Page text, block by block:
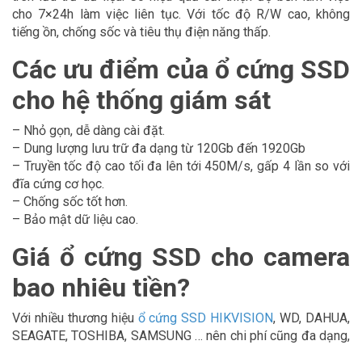
cho 7×24h làm việc liên tục. Với tốc độ R/W cao, không
tiếng ồn, chống sốc và tiêu thụ điện năng thấp.
Các ưu điểm của ổ cứng SSD
cho hệ thống giám sát
– Nhỏ gọn, dễ dàng cài đặt.
– Dung lượng lưu trữ đa dạng từ 120Gb đến 1920Gb
– Truyền tốc độ cao tối đa lên tới 450M/s, gấp 4 lần so với
đĩa cứng cơ học.
– Chống sốc tốt hơn.
– Bảo mật dữ liệu cao.
Giá ổ cứng SSD cho camera
bao nhiêu tiền?
Với nhiều thương hiệu ổ cứng SSD HIKVISION, WD, DAHUA,
SEAGATE, TOSHIBA, SAMSUNG … nên chi phí cũng đa dạng,